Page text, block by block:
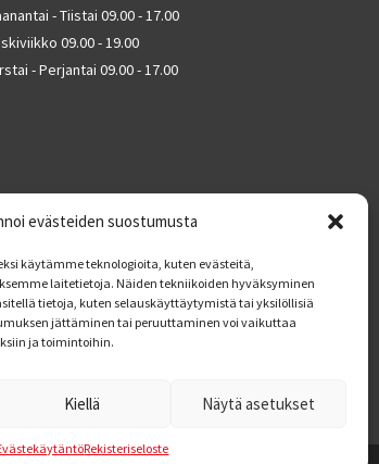
evästeiden suostumusta
käytämme teknologioita, kuten evästeitä,
laitetietoja. Näiden tekniikoiden hyväksyminen
tietoja, kuten selauskäyttäytymistä tai yksilöllisiä
jättäminen tai peruuttaminen voi vaikuttaa
ja toimintoihin.
Kiellä Näytä asetukset
Rekisteriseloste
- Tiistai 09.00 - 17.00
09.00 - 19.00
- Perjantai 09.00 - 17.00